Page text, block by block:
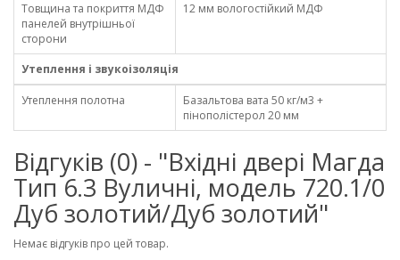
Товщина та покриття МДФ
панелей внутрішньої
сторони
12 мм вологостійкий МДФ
Утеплення і звукоізоляція
Утеплення полотна
Базальтова вата 50 кг/м3 +
пінополістерол 20 мм
Відгуків (0) - "Вхідні двері Магда
Тип 6.3 Вуличні, модель 720.1/0
Дуб золотий/Дуб золотий"
Немає відгуків про цей товар.